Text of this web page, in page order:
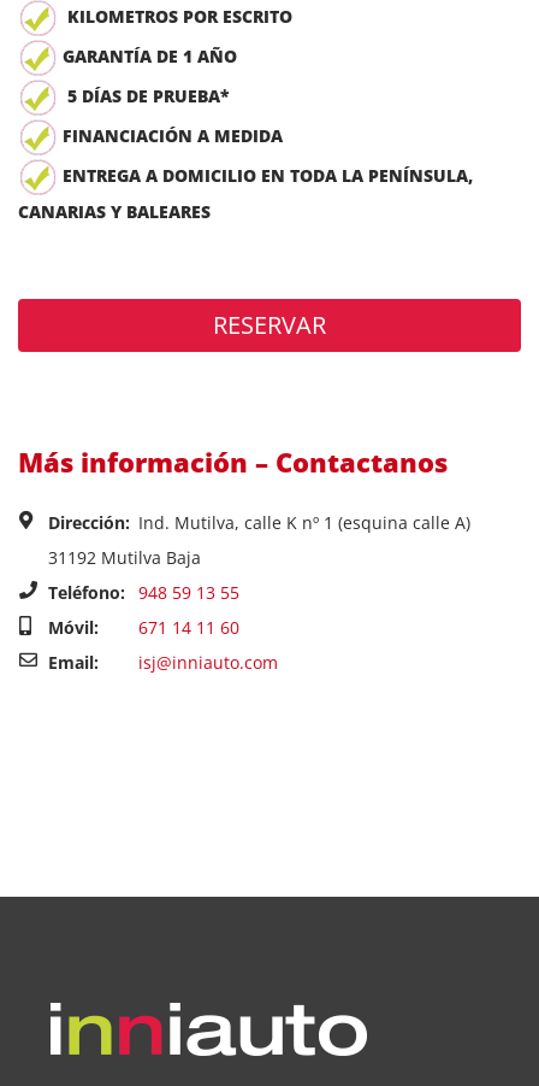
KILOMETROS POR ESCRITO
GARANTÍA DE 1 AÑO
5 DÍAS DE PRUEBA*
FINANCIACIÓN A MEDIDA
ENTREGA A DOMICILIO EN TODA LA PENÍNSULA,
CANARIAS Y BALEARES
RESERVAR
Más información – Contactanos
Dirección: Ind. Mutilva, calle K nº 1 (esquina calle A)
31192 Mutilva Baja
Teléfono:
948 59 13 55
Móvil:
671 14 11 60
Email:
isj@inniauto.com